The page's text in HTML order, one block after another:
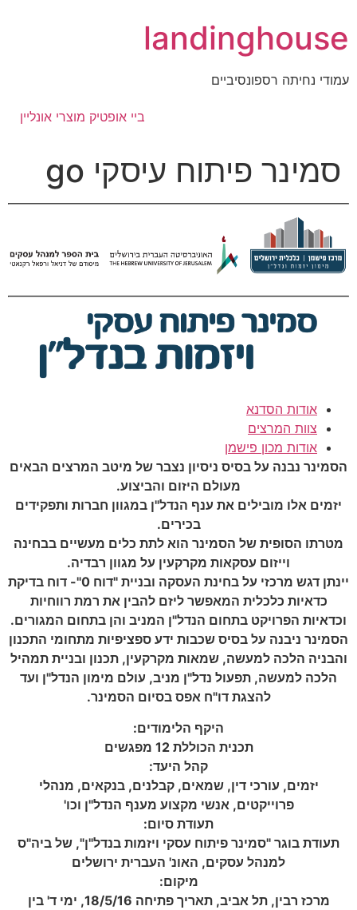
לתוכןlandinghouse
עמודי נחיתה רספונסיביים
ביי אופטיק מוצרי אונליין
סמינר פיתוח עיסקי go
אודות הסדנא
צוות המרצים
אודות מכון פישמן
הסמינר נבנה על בסיס ניסיון נצבר של מיטב המרצים הבאים
מעולם היזום והביצוע.
יזמים אלו מובילים את ענף הנדל"ן במגוון חברות ותפקידים
בכירים.
מטרתו הסופית של הסמינר הוא לתת כלים מעשיים בבחינה
וייזום עסקאות מקרקעין על מגוון רבדיה.
יינתן דגש מרכזי על בחינת העסקה ובניית "דוח 0"- דוח בדיקת
כדאיות כלכלית המאפשר ליזם להבין את רמת רווחיות
וכדאיות הפרויקט בתחום הנדל"ן המניב והן בתחום המגורים.
הסמינר ניבנה על בסיס שכבות ידע ספציפיות מתחומי התכנון
והבניה הלכה למעשה, שמאות מקרקעין, תכנון ובניית תמהיל
הלכה למעשה, תפעול נדל"ן מניב, עולם מימון הנדל"ן ועד
להצגת דו"ח אפס בסיום הסמינר.
היקף הלימודים:
תכנית הכוללת 12 מפגשים
קהל היעד:
יזמים, עורכי דין, שמאים, קבלנים, בנקאים, מנהלי
פרוייקטים, אנשי מקצוע מענף הנדל"ן וכו'
תעודת סיום:
תעודת בוגר "סמינר פיתוח עסקי ויזמות בנדל"ן", של ביה"ס
למנהל עסקים, האונ' העברית ירושלים
מיקום:
מרכז רבין, תל אביב, תאריך פתיחה 18/5/16, ימי ד' בין